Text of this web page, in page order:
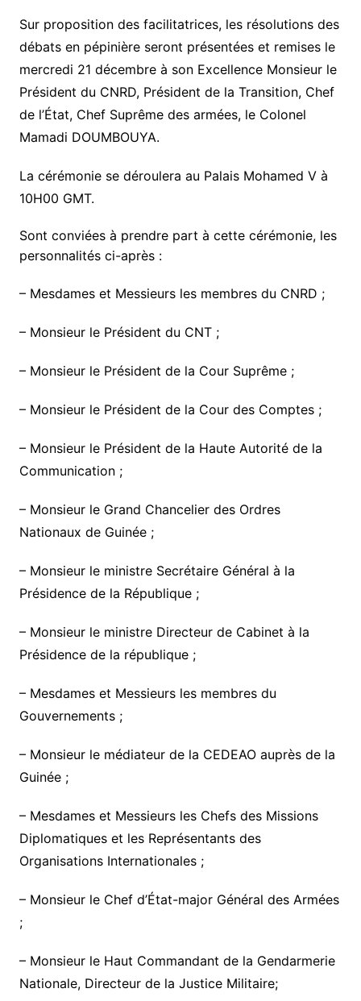
Sur proposition des facilitatrices, les résolutions des
débats en pépinière seront présentées et remises le
mercredi 21 décembre à son Excellence Monsieur le
Président du CNRD, Président de la Transition, Chef
de l’État, Chef Suprême des armées, le Colonel
Mamadi DOUMBOUYA.
La cérémonie se déroulera au Palais Mohamed V à
10H00 GMT.
Sont conviées à prendre part à cette cérémonie, les
personnalités ci-après :
– Mesdames et Messieurs les membres du CNRD ;
– Monsieur le Président du CNT ;
– Monsieur le Président de la Cour Suprême ;
– Monsieur le Président de la Cour des Comptes ;
– Monsieur le Président de la Haute Autorité de la
Communication ;
– Monsieur le Grand Chancelier des Ordres
Nationaux de Guinée ;
– Monsieur le ministre Secrétaire Général à la
Présidence de la République ;
– Monsieur le ministre Directeur de Cabinet à la
Présidence de la république ;
– Mesdames et Messieurs les membres du
Gouvernements ;
– Monsieur le médiateur de la CEDEAO auprès de la
Guinée ;
– Mesdames et Messieurs les Chefs des Missions
Diplomatiques et les Représentants des
Organisations Internationales ;
– Monsieur le Chef d’État-major Général des Armées
;
– Monsieur le Haut Commandant de la Gendarmerie
Nationale, Directeur de la Justice Militaire;